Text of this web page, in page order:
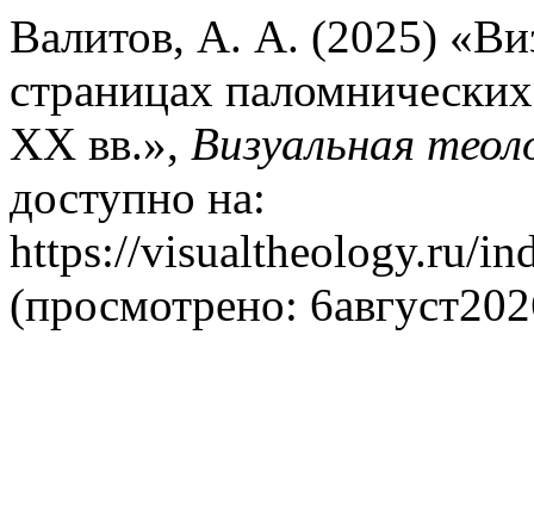
Валитов, А. А. (2025)
страницах
XX вв.», Визуальная
доступно на:
https://visualtheology.ru/
(просмотрено: